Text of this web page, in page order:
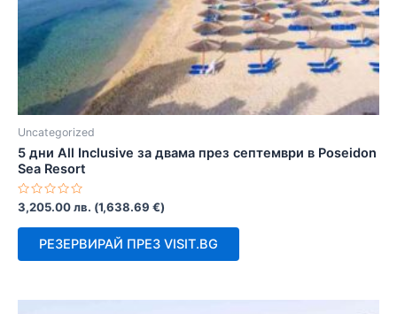
Uncategorized
5 дни All Inclusive за двама през септември в Poseidon
Sea Resort
Оценено
с
0
3,205.00лв. (1,638.69 €)
РЕЗЕРВИРАЙ ПРЕЗ VISIT.BG